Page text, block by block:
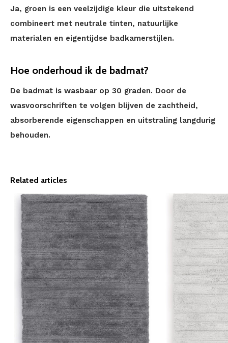
Ja, groen is een veelzijdige kleur die uitstekend
combineert met neutrale tinten, natuurlijke
materialen en eigentijdse badkamerstijlen.
Hoe onderhoud ik de badmat?
De badmat is wasbaar op 30 graden. Door de
wasvoorschriften te volgen blijven de zachtheid,
absorberende eigenschappen en uitstraling langdurig
behouden.
Related articles